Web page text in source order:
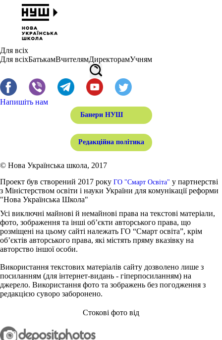
Для всіх
Для всіхБатькамВчителямДиректорамУчням
Напишіть нам
Банери НУШ
Редакційна політика
© Нова Українська школа, 2017
Проект був створений 2017 року ГО "Смарт Освіта" у партнерстві
з Міністерством освіти і науки України для комунікації реформи
"Нова Українська Школа"
Усі виключні майнові й немайнові права на текстові матеріали,
фото, зображення та інші об’єкти авторського права, що
розміщені на цьому сайті належать ГО “Смарт освіта”, крім
об’єктів авторського права, які містять пряму вказівку на
авторство іншої особи.
Використання текстових матеріалів сайту дозволено лише з
посиланням (для інтернет-видань - гіперпосиланням) на
джерело. Використання фото та зображень без погодження з
редакцією суворо заборонено.
Стокові фото від